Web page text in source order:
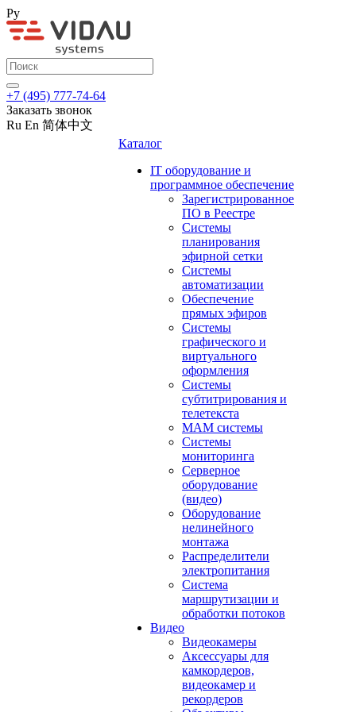
Ру
+7 (495) 777-74-64
Заказать звонок
Ru En 简体中文
Каталог
IT оборудование и
программное обеспечение
Зарегистрированное
ПО в Реестре
Системы
планирования
эфирной сетки
Системы
автоматизации
Обеспечение
прямых эфиров
Системы
графического и
виртуального
оформления
Системы
субтитрирования и
телетекста
MAM системы
Системы
мониторинга
Серверное
оборудование
(видео)
Оборудование
нелинейного
монтажа
Распределители
электропитания
Система
маршрутизации и
обработки потоков
Видео
Видеокамеры
Аксессуары для
камкордеров,
видеокамер и
рекордеров